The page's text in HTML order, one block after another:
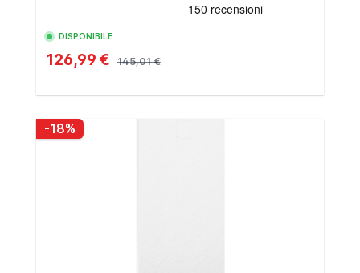
DISPONIBILE
126,99 € 145,01 €
-18%